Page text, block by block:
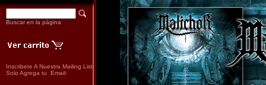
Buscar en la página
Inscribete A Nuestra Mailing List
Solo Agrega tu Email: